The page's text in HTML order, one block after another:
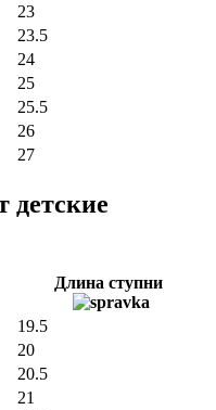
23
23.5
24
25
25.5
26
27
детские
Длина ступни
19.5
20
20.5
21